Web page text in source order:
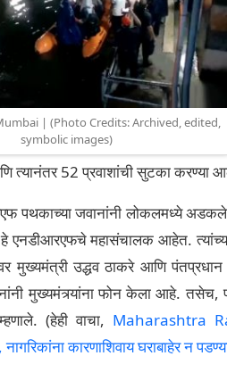
| (Photo Credits: Archived, edited,
symbolic images)
त्यानंतर 52 प्रवाशांची सुटका करण्या
पथकाच्या जवानांनी लोकलमध्ये
एनडीआरएफचे महासंचालक आहेत.
मुख्यमंत्री उद्धव ठाकरे आणि
मुख्यमंत्र्यांना फोन केला आहे. तसेच,
(हेही वाचा, Maharashtra
कारणाशिवाय घराबाहेर न